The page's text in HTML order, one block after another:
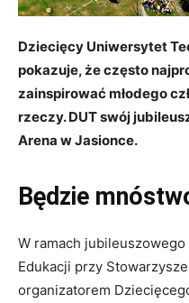
Dziecięcy Uniwersytet
pokazuje, że często
zainspirować młodego
rzeczy. DUT swój
Arena w Jasionce.
Będzie
W ramach
Edukacji przy
organizatorem